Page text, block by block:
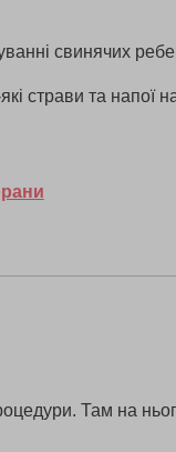
свинячих
страви та напої
Там на